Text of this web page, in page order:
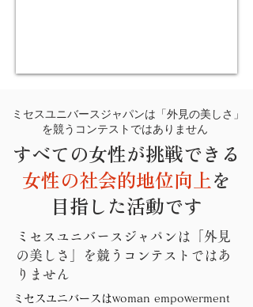
ミセスユニバースジャパンは「​外見の美しさ」
を競うコンテストではありません
すべての女性が挑戦できる
女性の社会的地位向上を
目指した活動です
ミセスユニバースジャパンは「​外見
の美しさ」を競うコンテストではあ
りません
ミセスユニバースはwoman empowerment